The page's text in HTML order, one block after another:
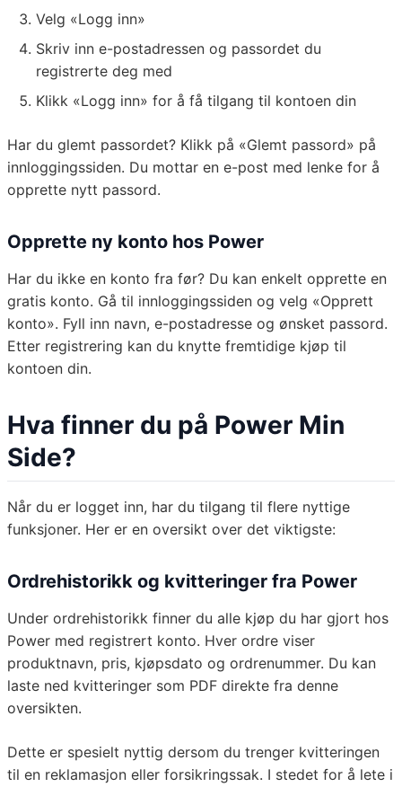
Velg «Logg inn»
Skriv inn e-postadressen og passordet du
registrerte deg med
Klikk «Logg inn» for å få tilgang til kontoen din
Har du glemt passordet? Klikk på «Glemt passord» på
innloggingssiden. Du mottar en e-post med lenke for å
opprette nytt passord.
Opprette ny konto hos Power
Har du ikke en konto fra før? Du kan enkelt opprette en
gratis konto. Gå til innloggingssiden og velg «Opprett
konto». Fyll inn navn, e-postadresse og ønsket passord.
Etter registrering kan du knytte fremtidige kjøp til
kontoen din.
Hva finner du på Power Min
Side?
Når du er logget inn, har du tilgang til flere nyttige
funksjoner. Her er en oversikt over det viktigste:
Ordrehistorikk og kvitteringer fra Power
Under ordrehistorikk finner du alle kjøp du har gjort hos
Power med registrert konto. Hver ordre viser
produktnavn, pris, kjøpsdato og ordrenummer. Du kan
laste ned kvitteringer som PDF direkte fra denne
oversikten.
Dette er spesielt nyttig dersom du trenger kvitteringen
til en reklamasjon eller forsikringssak. I stedet for å lete i